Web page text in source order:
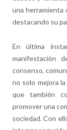
una herramienta
destacando su
En última
manifestación
consenso,
no solo mejora
que también
promover una
sociedad. Con